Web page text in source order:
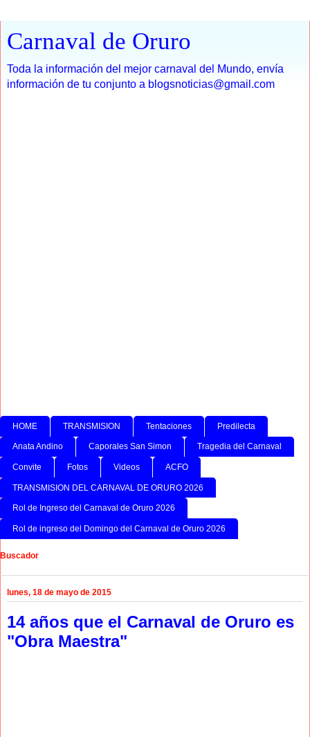
Carnaval de Oruro
Toda la información del mejor carnaval del Mundo, envía
información de tu conjunto a blogsnoticias@gmail.com
HOME TRANSMISION Tentaciones Predilecta
Anata Andino Caporales San Simon Tragedia del Carnaval
Convite Fotos Videos ACFO
TRANSMISION DEL CARNAVAL DE ORURO 2026
Rol de Ingreso del Carnaval de Oruro 2026
Rol de ingreso del Domingo del Carnaval de Oruro 2026
Buscador
lunes, 18 de mayo de 2015
14 años que el Carnaval de Oruro es
"Obra Maestra"